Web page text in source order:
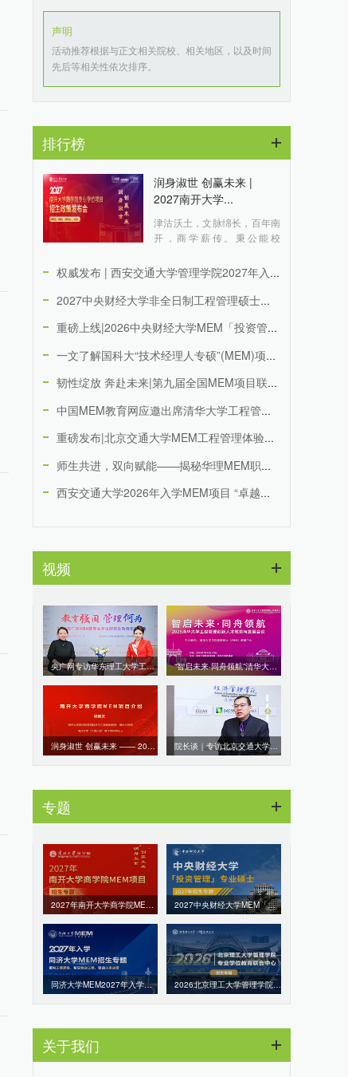
声明
活动推荐根据与正文相关院校、相关地区，以及时间
先后等相关性依次排序。
排行榜
润身淑世 创赢未来 |
2027南开大学...
津沽沃土，文脉绵长，百年南
开，商学薪传。秉公能校
权威发布 | 西安交通大学管理学院2027年入学MEM项目“...
2027中央财经大学非全日制工程管理硕士（MEM）项目介绍
重磅上线|2026中央财经大学MEM「投资管理」项目招生专题
一文了解国科大“技术经理人专硕”(MEM)项目及2026年招...
韧性绽放 奔赴未来|第九届全国MEM项目联展暨2026招生政...
中国MEM教育网应邀出席清华大学工程管理创新人才教育与发展会...
重磅发布|北京交通大学MEM工程管理体验营全面启航
师生共进，双向赋能——揭秘华理MEM职业成长营的“互益性学习...
西安交通大学2026年入学MEM项目 “卓越管理人才计划”招...
视频
央广网专访华东理工大学工程管理硕士（MEM）项目主任唐怡：工商融合筑根基，数智实践育领军 “智启未来·同舟领航”清华大学工程管理创新人才教育与发展会议暨清华MEM创新人才体验营成功举办！
润身淑世 创赢未来 —— 2026年南开大学商学院专业学位MEM项目招生政策说明会 院长谈｜专访北京交通大学经济管理学院副书记、副院长李红昌教授
专题
2027中央财经大学MEM「投资管理」项目招生专题
同济大学MEM2027年入学招生专题 2026北京理工大学管理学院专业学位教育联合中心招生专题
关于我们